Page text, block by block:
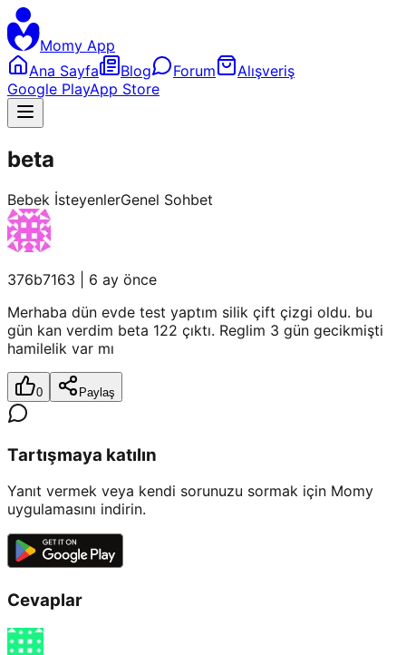
Momy App
Ana Sayfa
Blog Forum
Alışveriş
Google PlayApp Store
beta
Bebek İsteyenlerGenel Sohbet
376b7163
6 ay önce
Merhaba dün evde test yaptım silik çift çizgi oldu. bu
gün kan verdim beta 122 çıktı. Reglim 3 gün gecikmişti
hamilelik var mı
0 Paylaş
Tartışmaya katılın
Yanıt vermek veya kendi sorunuzu sormak için Momy
uygulamasını indirin.
Cevaplar